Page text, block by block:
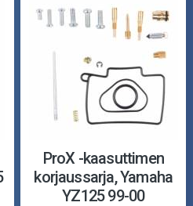
ProX -kaasuttimen
korjaussarja, Yamaha
YZ125 99-00